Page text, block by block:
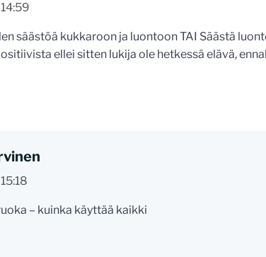
säästöä kukkaroon ja luontoon TAI Säästä
ellei sitten lukija ole hetkessä elävä,
– kuinka käyttää kaikki